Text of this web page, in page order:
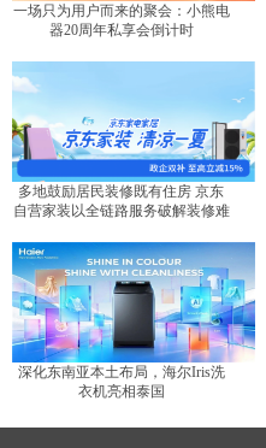
一场只为用户而来的聚会：小熊电
器20周年私享会倒计时
多地鼓励居民装修既有住房 京东
自营家装以全链路服务破解装修难
深化东南亚本土布局，海尔Iris洗
衣机亮相泰国